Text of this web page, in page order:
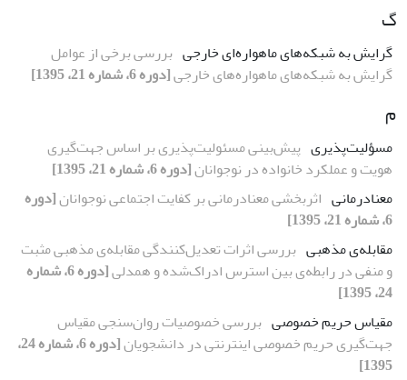
گ
گرایش به شبکه‌های ماهواره‌‌ای خارجی بررسی برخی از عوامل
گرایش به شبکه‌های ماهواره‌های خارجی[دوره 6، شماره 21، 1395]
م
مسؤلیت‌پذیری پیش‌بینی مسئولیت‌پذیری بر اساس جهت‌گیری
هویت و عملکرد خانواده در نوجوانان[دوره 6، شماره 21، 1395]
معنادرمانی اثربخشی معنادرمانی بر کفایت اجتماعی نوجوانان[دوره
6، شماره 21، 1395]
مقابله‌ی مذهبی بررسی اثرات تعدیل‌کنندگی مقابله‌ی مذهبی مثبت
و منفی در رابطه‌ی بین استرس ادراک‌شده و همدلی
[دوره 6، شماره
24، 1395]
مقیاس حریم خصوصی بررسی خصوصیات روان‌سنجی مقیاس
جهت‌گیری حریم خصوصی اینترنتی در دانشجویان
[دوره 6، شماره 24،
1395]